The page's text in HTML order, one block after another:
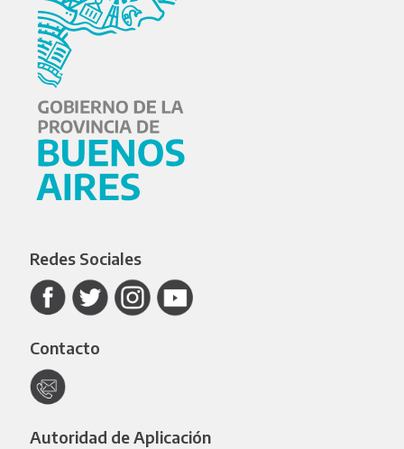
Redes Sociales
Contacto
Autoridad de Aplicación